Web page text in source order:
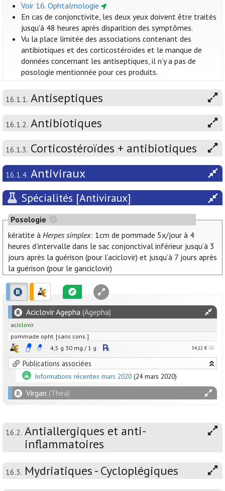
Voir 16. Ophtalmologie
En cas de conjonctivite, les deux yeux doivent être traités
jusqu'à 48 heures après disparition des symptômes.
Vu la place limitée des associations contenant des
antibiotiques et des corticostéroïdes et le manque de
données concernant les antiseptiques, il n’y a pas de
posologie mentionnée pour ces produits.
16.1.1. Antiseptiques
16.1.2. Antibiotiques
16.1.3. Corticostéroïdes + antibiotiques
16.1.4. Antiviraux
Spécialités [Antiviraux]
Posologie
kératite à Herpes simplex: 1cm de pommade 5x/jour à 4
heures d’intervalle dans le sac conjonctival inférieur jusqu’à 3
jours après la guérison (pour l’aciclovir) et jusqu’à 7 jours après
la guérison (pour le ganciclovir)
Aciclovir Agepha (Agepha)
aciclovir
pommade opht. [sans cons.]
4,5 g 30 mg / 1 g 34,12 €
Publications associées
Informations récentes mars 2020 (24 mars 2020)
Virgan (Thea)
16.2. Antiallergiques et anti-
inflammatoires
16.3. Mydriatiques - Cycloplégiques